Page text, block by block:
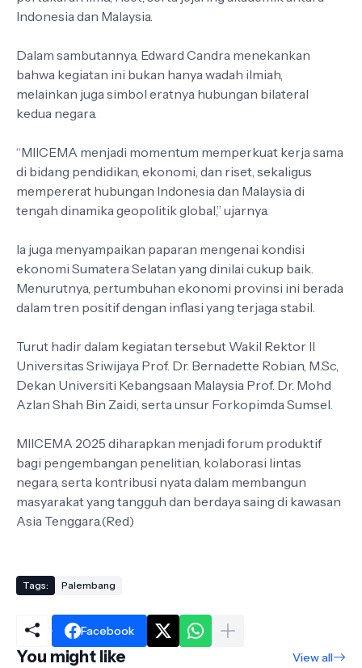
Indonesia dan Malaysia.
Dalam sambutannya, Edward Candra menekankan
bahwa kegiatan ini bukan hanya wadah ilmiah,
melainkan juga simbol eratnya hubungan bilateral
kedua negara.
“MIICEMA menjadi momentum memperkuat kerja sama
di bidang pendidikan, ekonomi, dan riset, sekaligus
mempererat hubungan Indonesia dan Malaysia di
tengah dinamika geopolitik global,” ujarnya.
Ia juga menyampaikan paparan mengenai kondisi
ekonomi Sumatera Selatan yang dinilai cukup baik.
Menurutnya, pertumbuhan ekonomi provinsi ini berada
dalam tren positif dengan inflasi yang terjaga stabil.
Turut hadir dalam kegiatan tersebut Wakil Rektor II
Universitas Sriwijaya Prof. Dr. Bernadette Robian, M.Sc,
Dekan Universiti Kebangsaan Malaysia Prof. Dr. Mohd
Azlan Shah Bin Zaidi, serta unsur Forkopimda Sumsel.
MIICEMA 2025 diharapkan menjadi forum produktif
bagi pengembangan penelitian, kolaborasi lintas
negara, serta kontribusi nyata dalam membangun
masyarakat yang tangguh dan berdaya saing di kawasan
Asia Tenggara.(Red)
Tags: Palembang
Facebook
You might like View all